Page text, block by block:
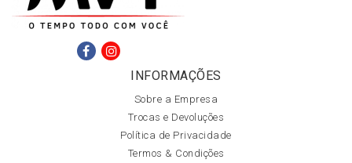
INFORMAÇÕES
Sobre a Empresa
Trocas e Devoluções
Política de Privacidade
Termos & Condições